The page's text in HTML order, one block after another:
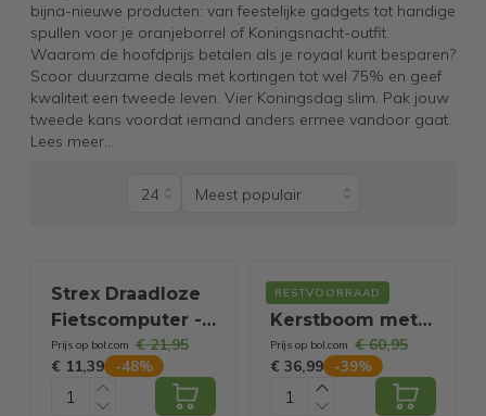
bijna-nieuwe producten: van feestelijke gadgets tot handige
spullen voor je oranjeborrel of Koningsnacht-outfit.
Waarom de hoofdprijs betalen als je royaal kunt besparen?
Scoor duurzame deals met kortingen tot wel 75% en geef
kwaliteit een tweede leven. Vier Koningsdag slim. Pak jouw
tweede kans voordat iemand anders ermee vandoor gaat.
Lees meer...
Strex Draadloze
Fietscomputer -
17 Functies -
Extra Groot
Scherm -
Prijs op bol.com € 21,95
€ 11,39
-48%
RESTVOORRAAD
Nampook
Kerstboom met
400 LED - 180cm
- Voor binnen EN
buiten - Warm
Prijs op bol.com € 60,95
€ 36,99
-39%